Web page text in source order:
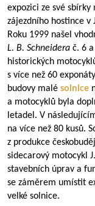
expozici ze své
zájezdního hostince
Roku 1999 našel
L. B. Schneidera č. 6
historických
s více než 60
budovy malé solnice
a motocyklů byla
letadel. V
na více než 80 kusů.
z produkce
sidecarový motocykl J.
stavebních úprav a
se záměrem umístit
velké solnice.